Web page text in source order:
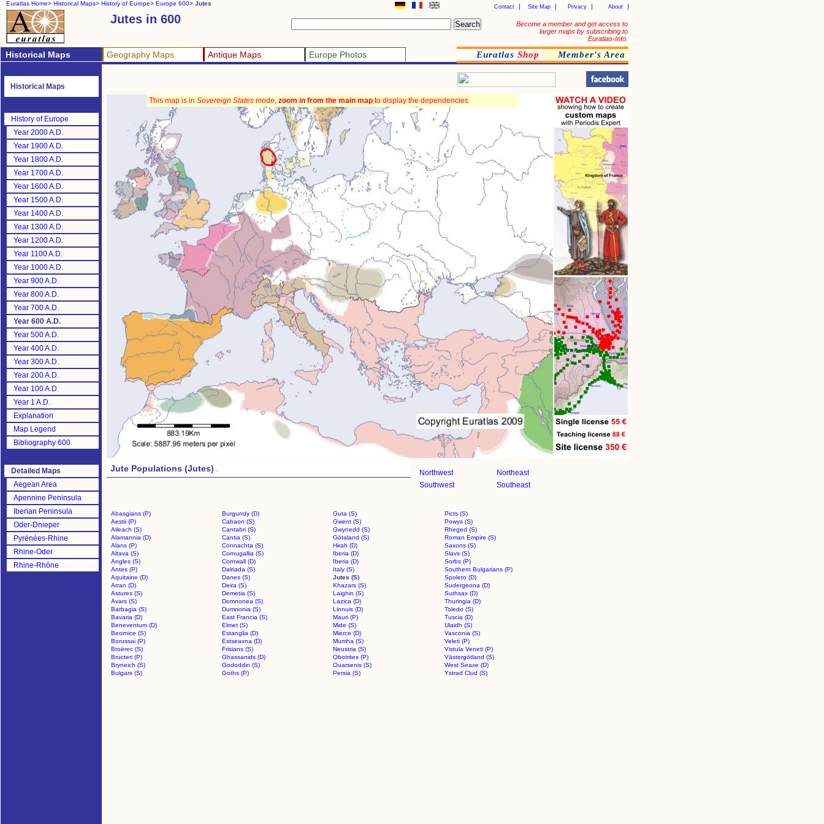
Euratlas Home> Historical Maps> History of Europe> Europe 600> Jutes
Become a member and get access to
larger maps by subscribing to
Euratlas-Info.
About
Privacy
Site Map
Contact
Jutes in 600
Historical Maps Geography Maps Antique Maps Europe Photos Euratlas Shop Member's Area
Historical Maps
History of Europe
Year 2000 A.D.
Year 1900 A.D.
Year 1800 A.D.
Year 1700 A.D.
Year 1600 A.D.
Year 1500 A.D.
Year 1400 A.D.
Year 1300 A.D.
Year 1200 A.D.
Year 1100 A.D.
Year 1000 A.D.
Year 900 A.D.
Year 800 A.D.
Year 700 A.D.
Year 600 A.D.
Year 500 A.D.
Year 400 A.D.
Year 300 A.D.
Year 200 A.D.
Year 100 A.D.
Year 1 A.D.
Explanation
Map Legend
Bibliography 600
Detailed Maps
Aegean Area
Apennine Peninsula
Iberian Peninsula
Oder-Dnieper
Pyrénées-Rhine
Rhine-Oder
Rhine-Rhône
This map is in Sovereign States mode, zoom in from the main map to display the dependencies
Jute Populations (Jutes) . Northwest
Northeast
Southwest
Southeast
Abasgians (P) Burgundy (D) Guta (S)
Picts (S)
Aestii (P)
Cabaon (S) Gwent (S)
Powys (S)
Aileach (S)
Cantabri (S) Gwynedd (S)
Rheged (S)
Alamannia (D)
Cantia (S) Götaland (S)
Roman Empire (S)
Alans (P)
Connachta (S) Hirah (D)
Saxons (S)
Altava (S)
Cornugallia (S) Iberia (D)
Slavs (S)
Angles (S)
Cornwall (D) Iberia (D)
Sorbs (P)
Antes (P)
Dalriada (S) Italy (S)
Southern Bulgarians (P)
Aquitaine (D)
Danes (S) Jutes (S)
Spoleto (D)
Arran (D)
Deira (S) Khazars (S)
Sudergeona (D)
Astures (S)
Demetia (S) Laighin (S)
Suthsax (D)
Avars (S)
Domnonea (S) Lazica (D)
Thuringia (D)
Barbagia (S)
Dumnonia (S) Linnuis (D)
Toledo (S)
Bavaria (D)
East Francia (S) Mauri (P)
Tuscia (D)
Beneventum (D)
Elmet (S) Mide (S)
Ulaidh (S)
Beornice (S)
Estanglia (D) Mierce (D)
Vasconia (S)
Borussai (P)
Estseaxna (D) Mumha (S)
Veleti (P)
Broërec (S)
Frisians (S) Neustria (S)
Vistula Veneti (P)
Bructeri (P)
Ghassanids (D) Obotrites (P)
Västergötland (S)
Bryneich (S)
Gododdin (S) Ouarsenis (S)
West Seaxe (D)
Bulgars (S)
Goths (P) Persia (S) Ystrad Clud (S)